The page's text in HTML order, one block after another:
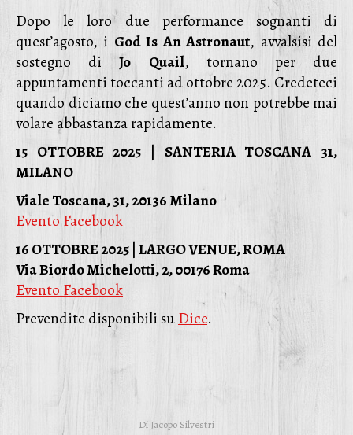
Dopo le loro due performance sognanti di
quest’agosto, i God Is An Astronaut, avvalsisi del
sostegno diJo Quail, tornano per due
appuntamenti toccanti ad ottobre 2025. Credeteci
quando diciamo che quest’anno non potrebbe mai
volare abbastanza rapidamente.
15 OTTOBRE 2025 | SANTERIA TOSCANA 31,
MILANO
Viale Toscana, 31, 20136 Milano
Evento Facebook
16 OTTOBRE 2025 | LARGO VENUE, ROMA
Via Biordo Michelotti, 2, 00176 Roma
Evento Facebook
Prevendite disponibili suDice.
Di Jacopo Silvestri